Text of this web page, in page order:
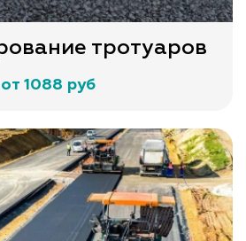
тротуаров
от 1088 руб